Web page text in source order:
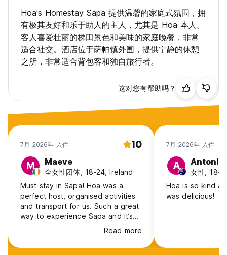
Hoa's Homestay Sapa 提供温馨的家庭式氛围，拥
有极其友好和乐于助人的主人，尤其是 Hoa 本人。
客人喜爱壮丽的梯田景色和美味的家庭晚餐，非常
适合社交。酒店位于萨帕镇外围，提供宁静的休憩
之所，非常适合背包客和独自旅行者。
这对您有帮助吗？
7月 2026年 入住 10
M Maeve
全女性团体, 18-24, Ireland
Must stay in Sapa! Hoa was a
perfect host, organised activities
and transport for us. Such a great
way to experience Sapa and it’s
culture. Beds are comfy, clean
and breakfast is great. Amazing
views and made to feel so
Read more
7月 2026年 入住
A Antonia
女性, 18-
Hoa is so kind
was delicious!